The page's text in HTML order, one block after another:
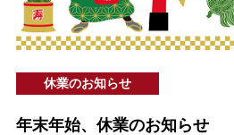
休業のお知らせ
年末年始、休業のお知らせ